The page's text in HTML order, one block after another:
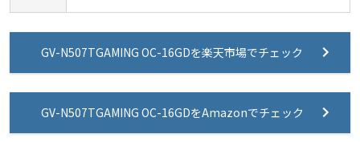
GV-N507TGAMING OC-16GDを楽天市場でチェック
GV-N507TGAMING OC-16GDをAmazonでチェック